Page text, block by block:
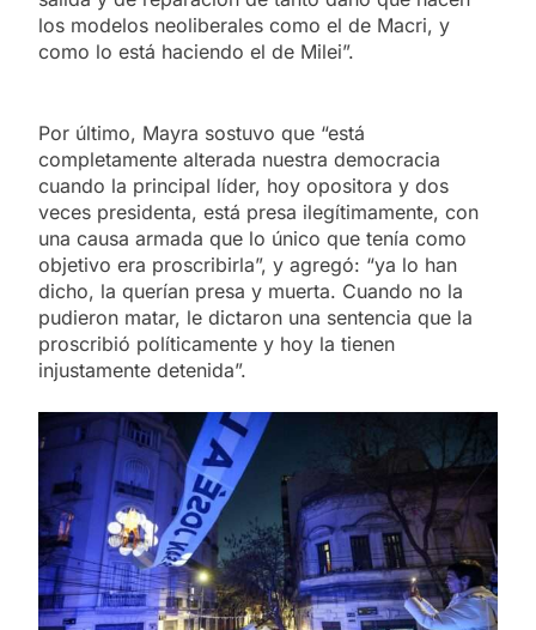
los modelos neoliberales como el de Macri, y
como lo está haciendo el de Milei”.
Por último, Mayra sostuvo que “está
completamente alterada nuestra democracia
cuando la principal líder, hoy opositora y dos
veces presidenta, está presa ilegítimamente, con
una causa armada que lo único que tenía como
objetivo era proscribirla”, y agregó: “ya lo han
dicho, la querían presa y muerta. Cuando no la
pudieron matar, le dictaron una sentencia que la
proscribió políticamente y hoy la tienen
injustamente detenida”.